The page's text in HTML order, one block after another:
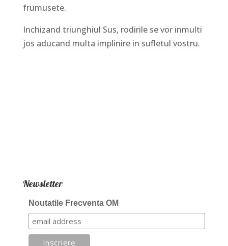
frumusete.
Inchizand triunghiul Sus, rodirile se vor inmulti
jos aducand multa implinire in sufletul vostru.
Newsletter
Noutatile Frecventa OM